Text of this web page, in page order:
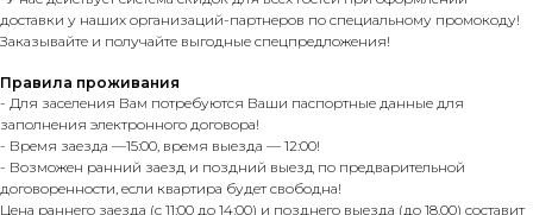
доставки у наших организаций-партнеров по специальному промокоду!
Заказывайте и получайте выгодные спецпредложения!
Правила проживания
- Для заселения Вам потребуются Ваши паспортные данные для
заполнения электронного договора!
- Время заезда —15:00, время выезда — 12:00!
- Возможен ранний заезд и поздний выезд по предварительной
договоренности, если квартира будет свободна!
Цена раннего заезда (с 11:00 до 14:00) и позднего выезда (до 18.00) составит